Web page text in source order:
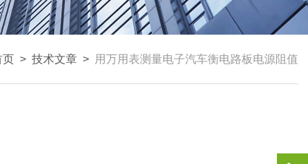
页 > 技术文章 > 用万用表测量电子汽车衡电路板电源阻值